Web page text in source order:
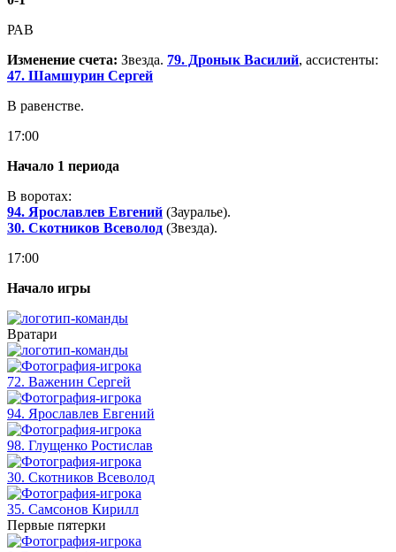
РАВ
Изменение счета: Звезда. 79. Дронык Василий, ассистенты:
47. Шамшурин Сергей
В равенстве.
17:00
Начало 1 периода
В воротах:
94. Ярославлев Евгений (Зауралье).
30. Скотников Всеволод (Звезда).
17:00
Начало игры
Вратари
72. Важенин Сергей
94. Ярославлев Евгений
98. Глущенко Ростислав
30. Скотников Всеволод
35. Самсонов Кирилл
Первые пятерки